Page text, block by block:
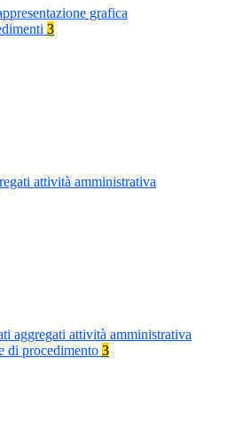
grafica
3
attività amministrativa
aggregati attività amministrativa
di procedimento 3